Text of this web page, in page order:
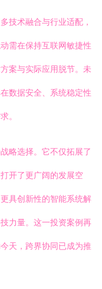
技术融合与行业适配，
需在保持互联网敏捷性
案与实际应用脱节。未
数据安全、系统稳定性
。
略选择。它不仅拓展了
开了更广阔的发展空
具创新性的智能系统解
力量。这一投资案例再
天，跨界协同已成为推